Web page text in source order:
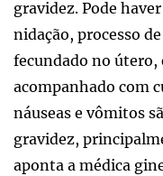
gravidez. Pode
nidação, processo
fecundado no útero,
acompanhado com
náuseas e vômitos
gravidez,
aponta a médica